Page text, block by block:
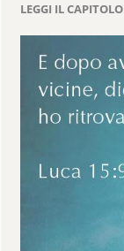
LEGGI IL